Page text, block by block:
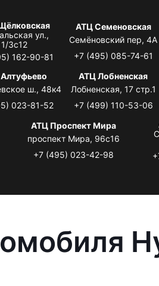
ул.,
1/3с12
162-90-81
АТЦ Семеновская
Семёновский пер, 4А
+7 (495) 085-74-61
ш., 48к4
023-81-52
АТЦ Лобненская
Лобненская, 17 стр.1
+7 (499) 110-53-06
АТЦ Проспект Мира
проспект Мира, 96с16
+7 (495) 023-42-98